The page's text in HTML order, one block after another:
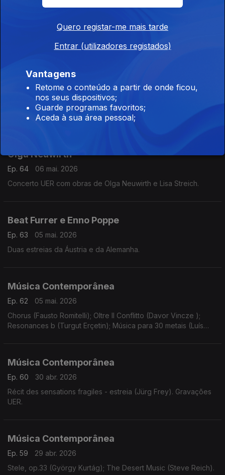
Música orquestral de cinco compositores portugueses.
outros autores
Ep. 65
11 mai. 2026
Peças de David Vincze, Bernhard Lang e outros autores
Olga Neuwirth
Ep. 64
06 mai. 2026
Concerto UER com obras de Olga Neuwirth e Lisa Streich.
Beat Furrer e Enno Poppe
Ep. 63
05 mai. 2026
Duas estreias da Áustria e da Alemanha.
Música Contemporânea
Ep. 62
05 mai. 2026
Chorus (Fausto Romitelli); Oltre Il Conflitto (Davor Vincze );
Resonances b (Turgut Erçetin); Música para 30 metais (Luís
Música Contemporânea
Ep. 60
30 abr. 2026
Récit des sensations fragiles - estreia (Jürg Frey). Gravações
UER.
Música Contemporânea
Ep. 59
29 abr. 2026
Stele, op.33 (György Kurtág); The Desert Music (Steve Reich).
Quero registar-me mais tarde
Entrar (utilizadores registados)
Vantagens
Retome o conteúdo a partir de onde ficou,
nos seus dispositivos;
Guarde programas favoritos;
Aceda à sua área pessoal;